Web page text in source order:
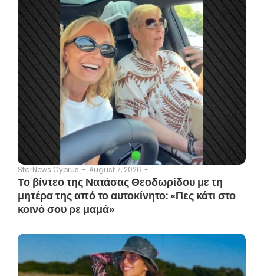
StarNews Cyprus - August 7, 2026 -
Το βίντεο της Νατάσας Θεοδωρίδου με τη
μητέρα της από το αυτοκίνητο: «Πες κάτι στο
κοινό σου ρε μαμά»